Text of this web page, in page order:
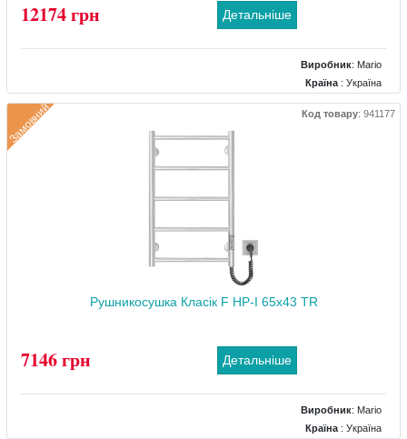
12174 грн Детальніше
Виробник: Mario
Країна : Україна
Колір: Хром
Розміри: 530x101.5x770
Замовний Код товару: 941177
Рушникосушка Класік F HP-I 65x43 TR
7146 грн Детальніше
Виробник: Mario
Країна : Україна